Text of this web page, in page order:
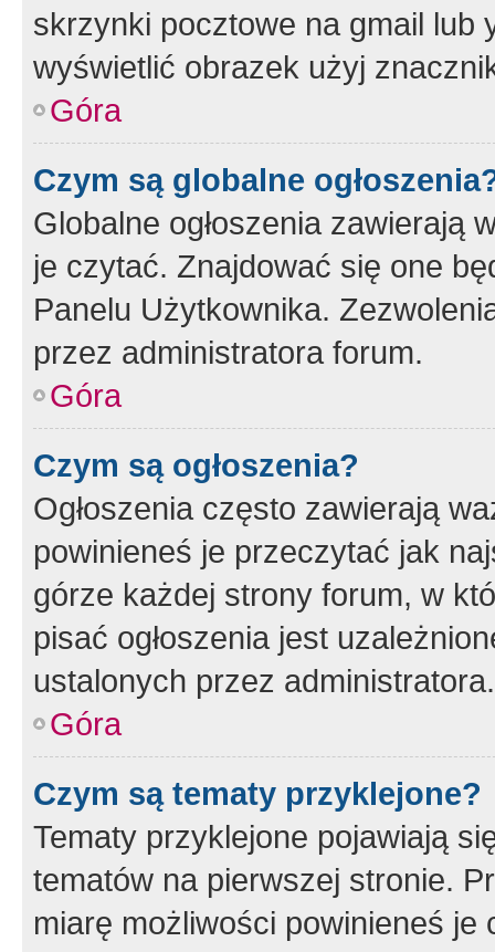
skrzynki pocztowe na gmail lub
wyświetlić obrazek użyj
Góra
Czym są globalne
Globalne ogłoszenia zawierają
je czytać. Znajdować się one
Panelu Użytkownika.
przez administratora forum.
Góra
Czym są ogłoszenia?
Ogłoszenia często zawierają
powinieneś je przeczytać jak
górze każdej strony forum, w
pisać ogłoszenia jest
ustalonych przez administratora.
Góra
Czym są tematy przyklejone?
Tematy przyklejone pojawiają
tematów na pierwszej stronie.
miarę możliwości powinieneś je